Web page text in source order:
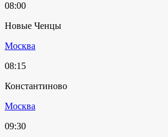
08:00
Новые Ченцы
Москва
08:15
Константиново
Москва
09:30